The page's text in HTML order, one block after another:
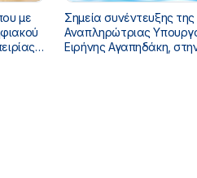
με
Σημεία συνέντευξης της
Αναπληρώτριας
Ειρήνης Αγαπηδάκη,